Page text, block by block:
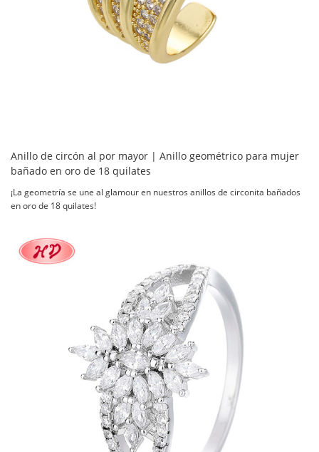
Anillo de circón al por mayor | Anillo geométrico para mujer
bañado en oro de 18 quilates
¡La geometría se une al glamour en nuestros anillos de circonita bañados
en oro de 18 quilates!